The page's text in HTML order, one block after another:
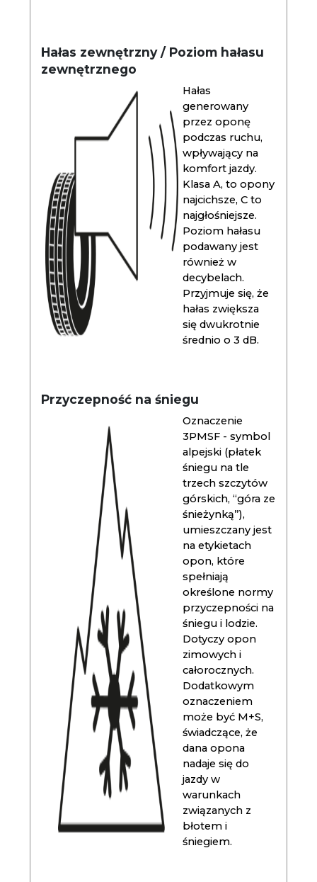
Hałas zewnętrzny / Poziom hałasu
zewnętrznego
Hałas
generowany
przez oponę
podczas ruchu,
wpływający na
komfort jazdy.
Klasa A, to opony
najcichsze, C to
najgłośniejsze.
Poziom hałasu
podawany jest
również w
decybelach.
Przyjmuje się, że
hałas zwiększa
się dwukrotnie
średnio o 3 dB.
Przyczepność na śniegu
Oznaczenie
3PMSF - symbol
alpejski (płatek
śniegu na tle
trzech szczytów
górskich, “góra ze
śnieżynką”),
umieszczany jest
na etykietach
opon, które
spełniają
określone normy
przyczepności na
śniegu i lodzie.
Dotyczy opon
zimowych i
całorocznych.
Dodatkowym
oznaczeniem
może być M+S,
świadczące, że
dana opona
nadaje się do
jazdy w
warunkach
związanych z
błotem i
śniegiem.